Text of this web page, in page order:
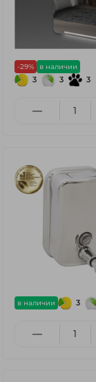
-29% в наличии
3 3 3
в наличии 3